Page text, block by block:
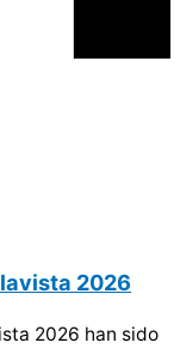
2026
2026 han sido